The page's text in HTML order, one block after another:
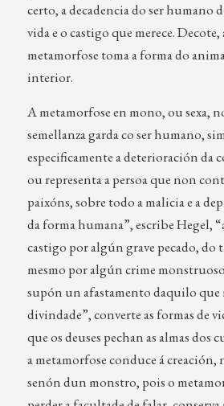
certo, a decadencia do ser humano
vida e o castigo que merece. Decote,
metamorfose toma a forma do
interior.
A metamorfose en mono, ou sexa,
semellanza garda co ser humano,
especificamente a deterioración da
ou representa a persoa que non
paixóns, sobre todo a malicia e a
da forma humana”, escribe Hegel,
castigo por algún grave pecado, do
mesmo por algún crime
supón un afastamento daquilo que
divindade”, converte as formas de
que os deuses pechan as almas dos
a metamorfose conduce á
senón dun monstro, pois o